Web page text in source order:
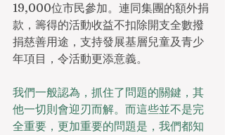
19,000位市民參加。連同集團的額外捐
款，籌得的活動收益不扣除開支全數撥
捐慈善用途，支持發展基層兒童及青少
年項目，令活動更添意義。
我們一般認為，抓住了問題的關鍵，其
他一切則會迎刃而解。而這些並不是完
全重要，更加重要的問題是，我們都知